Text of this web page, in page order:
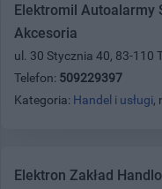
Elektromil Autoalarmy
Akcesoria
ul. 30 Stycznia 40, 83-110
Telefon: 509229397
Kategoria: Handel i usługi,
Elektron Zakład